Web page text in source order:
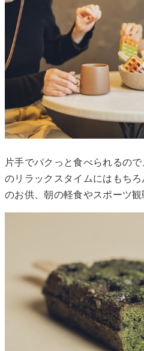
片手でパクっと食べられるの
のリラックスタイムにはもち
のお供、朝の軽食やスポーツ観